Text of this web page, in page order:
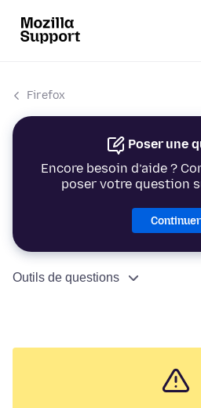
Firefox
Poser une
Encore besoin d’aide ?
poser votre question
Continuer
Outils de questions